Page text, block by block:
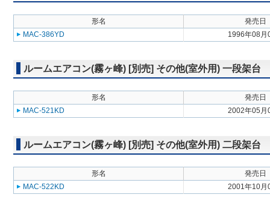
形名
発売日
MAC-386YD
1996年08月
ルームエアコン(霧ヶ峰) [別売] その他(室外用) 一段架台
形名
発売日
MAC-521KD
2002年05月
ルームエアコン(霧ヶ峰) [別売] その他(室外用) 二段架台
形名
発売日
MAC-522KD
2001年10月